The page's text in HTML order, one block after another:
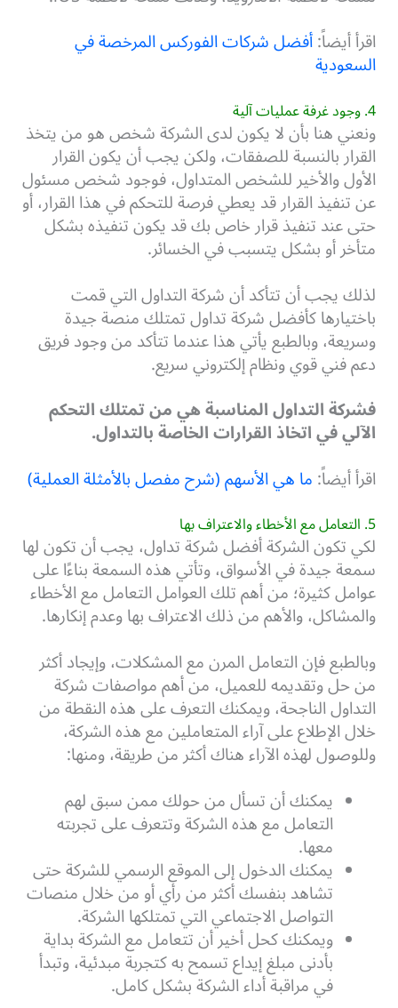
اقرأ أيضاً:أفضل شركات الفوركس المرخصة في
السعودية
4. وجود غرفة عمليات آلية
ونعني هنا بأن لا يكون لدى الشركة شخص هو من يتخذ
القرار بالنسبة للصفقات، ولكن يجب أن يكون القرار
الأول والأخير للشخص المتداول، فوجود شخص مسئول
عن تنفيذ القرار قد يعطي فرصة للتحكم في هذا القرار، أو
حتى عند تنفيذ قرار خاص بك قد يكون تنفيذه بشكل
متأخر أو بشكل يتسبب في الخسائر.
لذلك يجب أن تتأكد أن شركة التداول التي قمت
باختيارها كأفضل شركة تداول تمتلك منصة جيدة
وسريعة، وبالطبع يأتي هذا عندما تتأكد من وجود فريق
دعم فني قوي ونظام إلكتروني سريع.
فشركة التداول المناسبة هي من تمتلك التحكم
الآلي في اتخاذ القرارات الخاصة بالتداول.
اقرأ أيضاً:ما هي الأسهم (شرح مفصل بالأمثلة العملية)
5. التعامل مع الأخطاء والاعتراف بها
لكي تكون الشركة أفضل شركة تداول، يجب أن تكون لها
سمعة جيدة في الأسواق، وتأتي هذه السمعة بناءًا على
عوامل كثيرة؛ من أهم تلك العوامل التعامل مع الأخطاء
والمشاكل، والأهم من ذلك الاعتراف بها وعدم إنكارها.
وبالطبع فإن التعامل المرن مع المشكلات، وإيجاد أكثر
من حل وتقديمه للعميل، من أهم مواصفات شركة
التداول الناجحة، ويمكنك التعرف على هذه النقطة من
خلال الإطلاع على آراء المتعاملين مع هذه الشركة،
وللوصول لهذه الآراء هناك أكثر من طريقة، ومنها:
يمكنك أن تسأل من حولك ممن سبق لهم
التعامل مع هذه الشركة وتتعرف على تجربته
معها.
يمكنك الدخول إلى الموقع الرسمي للشركة حتى
تشاهد بنفسك أكثر من رأي أو من خلال منصات
التواصل الاجتماعي التي تمتلكها الشركة.
ويمكنك كحل أخير أن تتعامل مع الشركة بداية
بأدنى مبلغ إيداع تسمح به كتجربة مبدئية، وتبدأ
في مراقبة أداء الشركة بشكل كامل.